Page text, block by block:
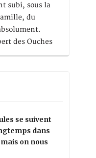
subi, sous la
du
des Ouches
se suivent
dans
on nous